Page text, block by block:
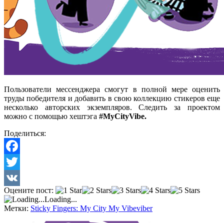
Пользователи мессенджера смогут в полной мере оценить
труды победителя и добавить в свою коллекцию стикеров еще
несколько авторских экземпляров. Следить за проектом
можно с помощью хештэга #MyCityVibe.
Поделиться:
Facebook
Twitter
VK
Оцените пост:
Loading...
Метки: Sticky Fingers: My City My Vibeviber